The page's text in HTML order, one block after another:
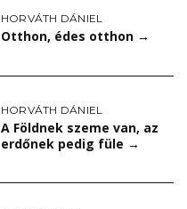
HORVÁTH DÁNIEL
Otthon, édes otthon →
HORVÁTH DÁNIEL
A Földnek szeme van, az
erdőnek pedig füle →